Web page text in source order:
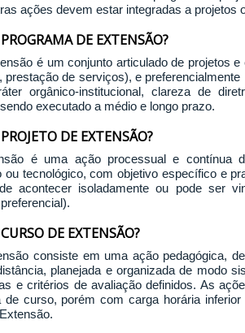
ações devem estar integradas a projetos
DE EXTENSÃO?
é um conjunto articulado de projetos
prestação de serviços), e
orgânico-institucional, clareza de
executado a médio e longo prazo.
DE EXTENSÃO?
é uma ação processual e contínua
ou tecnológico, com objetivo específico e
acontecer isoladamente ou pode ser
DE EXTENSÃO?
consiste em uma ação pedagógica,
planejada e organizada de modo
e critérios de avaliação definidos. As
de curso, porém com carga horária